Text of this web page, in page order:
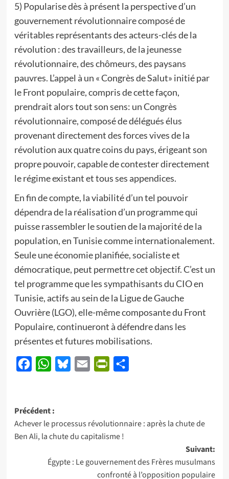
5) Popularise dès à présent la perspective d’un
gouvernement révolutionnaire composé de
véritables représentants des acteurs-clés de la
révolution : des travailleurs, de la jeunesse
révolutionnaire, des chômeurs, des paysans
pauvres. L’appel à un « Congrès de Salut» initié par
le Front populaire, compris de cette façon,
prendrait alors tout son sens: un Congrès
révolutionnaire, composé de délégués élus
provenant directement des forces vives de la
révolution aux quatre coins du pays, érigeant son
propre pouvoir, capable de contester directement
le régime existant et tous ses appendices.
En fin de compte, la viabilité d’un tel pouvoir
dépendra de la réalisation d’un programme qui
puisse rassembler le soutien de la majorité de la
population, en Tunisie comme internationalement.
Seule une économie planifiée, socialiste et
démocratique, peut permettre cet objectif. C’est un
tel programme que les sympathisants du CIO en
Tunisie, actifs au sein de la Ligue de Gauche
Ouvrière (LGO), elle-même composante du Front
Populaire, continueront à défendre dans les
présentes et futures mobilisations.
FacebookWhatsApp
BlueskyEmail PrintFriendly
Navigation
d’article
Précédent :
Achever le processus révolutionnaire : après la chute de
Ben Ali, la chute du capitalisme !
Suivant:
Égypte : Le gouvernement des Frères musulmans
confronté à l’opposition populaire